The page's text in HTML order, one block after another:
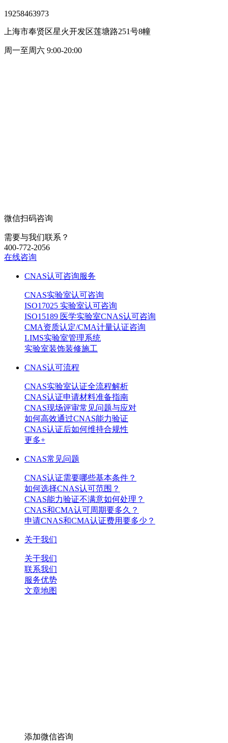
19258463973
上海市奉贤区星火开发区莲塘路251号8幢
周一至周六 9:00-20:00
微信扫码咨询
需要与我们联系？
400-772-2056
在线咨询
CNAS认可咨询服务
CNAS实验室认可咨询
ISO17025 实验室认可咨询
ISO15189 医学实验室CNAS认可咨询
CMA资质认定/CMA计量认证咨询
LIMS实验室管理系统
实验室装饰装修施工
CNAS认可流程
CNAS实验室认证全流程解析
CNAS认证申请材料准备指南
CNAS现场评审常见问题与应对
如何高效通过CNAS能力验证
CNAS认证后如何维持合规性
更多+
CNAS常见问题
CNAS认证需要哪些基本条件？
如何选择CNAS认可范围？
CNAS能力验证不满意如何处理？
CNAS和CMA认可周期要多久？
申请CNAS和CMA认证费用要多少？
关于我们
关于我们
联系我们
服务优势
文章地图
添加微信咨询